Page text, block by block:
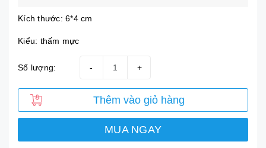
Kích thước: 6*4 cm
Kiểu: thấm mực
Số lượng: +
-
Thêm vào giỏ hàng
MUA NGAY